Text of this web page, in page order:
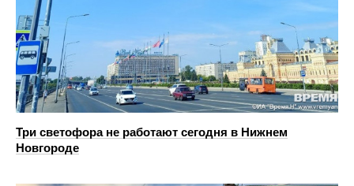
Три светофора не работают сегодня в Нижнем
Новгороде